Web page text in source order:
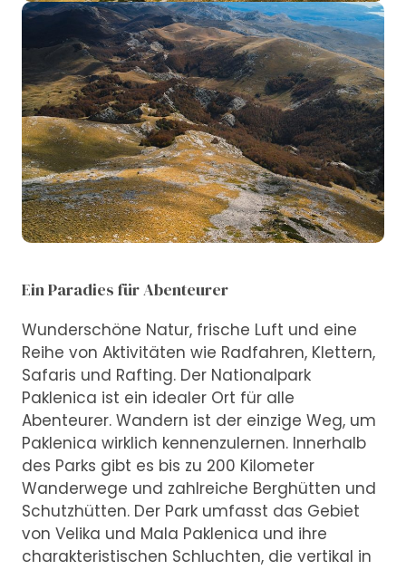
Ein Paradies für Abenteurer
Wunderschöne Natur, frische Luft und eine
Reihe von Aktivitäten wie Radfahren, Klettern,
Safaris und Rafting. Der Nationalpark
Paklenica ist ein idealer Ort für alle
Abenteurer. Wandern ist der einzige Weg, um
Paklenica wirklich kennenzulernen. Innerhalb
des Parks gibt es bis zu 200 Kilometer
Wanderwege und zahlreiche Berghütten und
Schutzhütten. Der Park umfasst das Gebiet
von Velika und Mala Paklenica und ihre
charakteristischen Schluchten, die vertikal in